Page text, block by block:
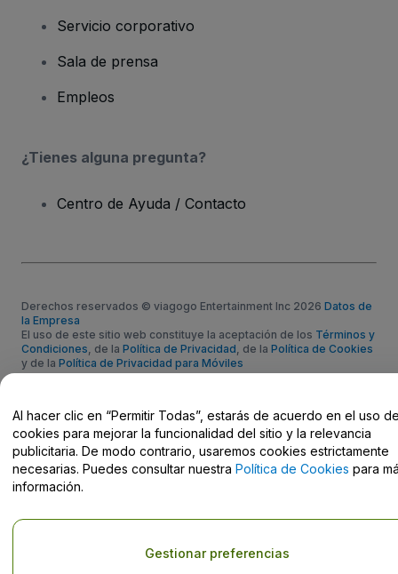
Servicio corporativo
Sala de prensa
Empleos
¿Tienes alguna pregunta?
Centro de Ayuda / Contacto
Derechos reservados © viagogo Entertainment Inc 2026 Datos de
la Empresa
El uso de este sitio web constituye la aceptación de los Términos y
Condiciones , de la Política de Privacidad , de la Política de Cookies
y de la Política de Privacidad para Móviles
Al hacer clic en “Permitir Todas”, estarás de acuerdo en el uso
cookies para mejorar la funcionalidad del sitio y la relevancia
publicitaria. De modo contrario, usaremos cookies estrictamente
necesarias. Puedes consultar nuestra Política de Cookies para
información.
Gestionar preferencias